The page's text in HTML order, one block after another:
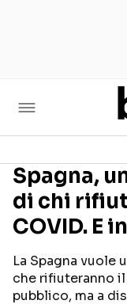
Spagna,
di chi
COVID. E
La Spagna vuole
che rifiuteranno
pubblico, ma a